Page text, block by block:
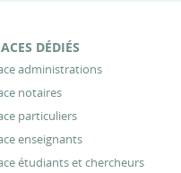
DÉDIÉS
administrations
notaires
particuliers
enseignants
étudiants et chercheurs